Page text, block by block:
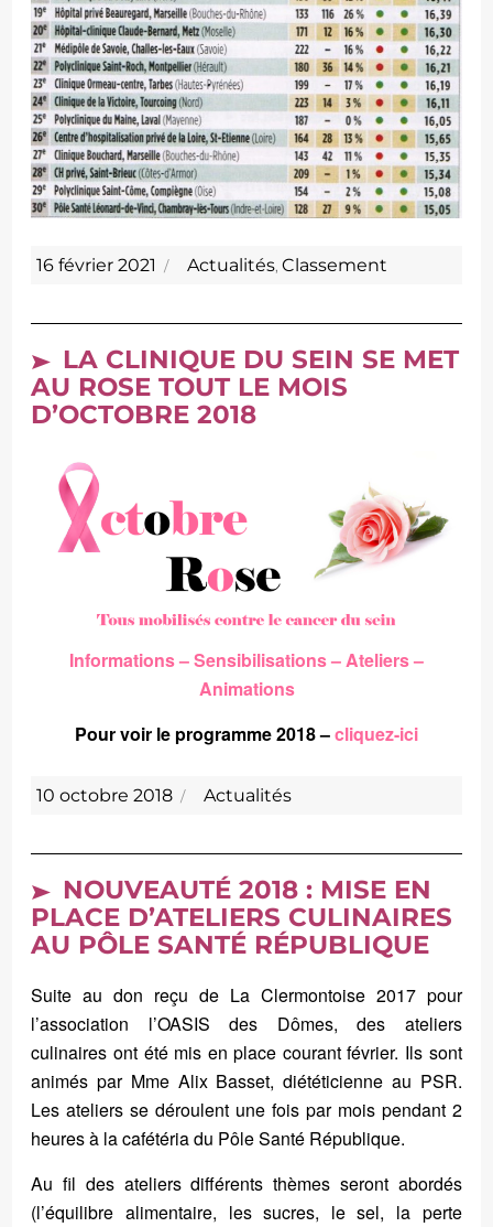
Publié
16 février 2021 Catégories
Actualités,Classement
LA CLINIQUE DU SEIN SE MET
AU ROSE TOUT LE MOIS
D’OCTOBRE 2018
Informations – Sensibilisations – Ateliers –
Animations
Pour voir le programme 2018 –cliquez-ici
Publié
10 octobre 2018 Catégories
Actualités
NOUVEAUTÉ 2018 : MISE EN
PLACE D’ATELIERS CULINAIRES
AU PÔLE SANTÉ RÉPUBLIQUE
Suite au don reçu de La Clermontoise 2017 pour
l’association l’OASIS des Dômes, des ateliers
culinaires ont été mis en place courant février. Ils sont
animés par Mme Alix Basset, diététicienne au PSR.
Les ateliers se déroulent une fois par mois pendant 2
heures à la cafétéria du Pôle Santé République.
Au fil des ateliers différents thèmes seront abordés
(l’équilibre alimentaire, les sucres, le sel, la perte